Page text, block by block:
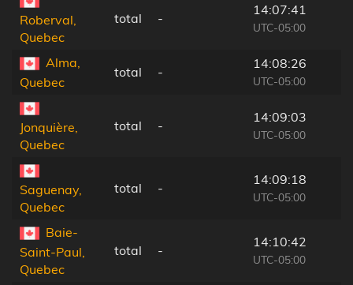
Roberval,
Quebec
total -
14:07:41
UTC-05:00
Alma,
Quebec
total -
14:08:26
UTC-05:00
Jonquière,
Quebec
total -
14:09:03
UTC-05:00
Saguenay,
Quebec
total -
14:09:18
UTC-05:00
Baie-
Saint-Paul,
Quebec
total -
14:10:42
UTC-05:00